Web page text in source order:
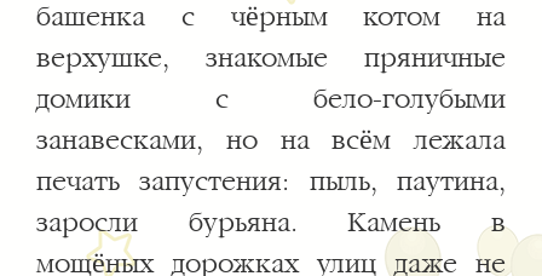
башенка с чёрным котом на
верхушке, знакомые пряничные
домики с бело-голубыми
занавесками, но на всём лежала
печать запустения: пыль, паутина,
заросли бурьяна. Камень в
мощёных дорожках улиц даже не